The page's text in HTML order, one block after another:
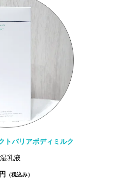
バリアボディミルク
乳液
（税込み）